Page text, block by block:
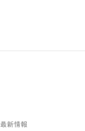
最新情報